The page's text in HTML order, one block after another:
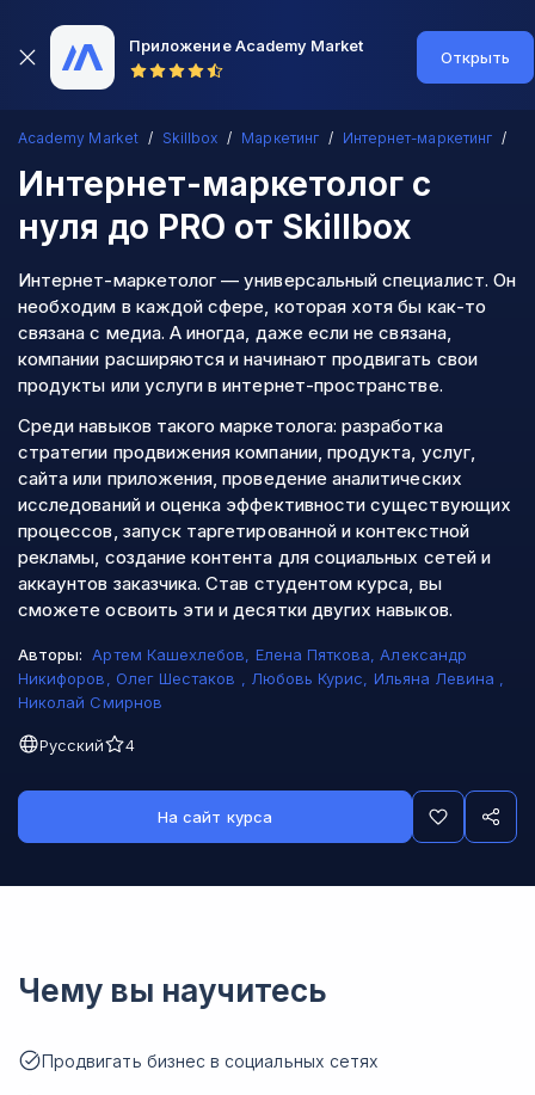
Приложение Academy Market
Открыть
Academy Market Skillbox Маркетинг Интернет-маркетинг
Интернет-маркетолог с
нуля до PRO от Skillbox
Интернет-маркетолог — универсальный специалист. Он
необходим в каждой сфере, которая хотя бы как-то
связана с медиа. А иногда, даже если не связана,
компании расширяются и начинают продвигать свои
продукты или услуги в интернет-пространстве.
Среди навыков такого маркетолога: разработка
стратегии продвижения компании, продукта, услуг,
сайта или приложения, проведение аналитических
исследований и оценка эффективности существующих
процессов, запуск таргетированной и контекстной
рекламы, создание контента для социальных сетей и
аккаунтов заказчика. Став студентом курса, вы
сможете освоить эти и десятки двугих навыков.
Авторы: Артем Кашехлебов Елена Пяткова
Александр
Никифоров
Олег Шестаков Любовь Курис Ильяна Левина
Николай Смирнов
Русский 4
На сайт курса
Чему вы научитесь
Продвигать бизнес в социальных сетях